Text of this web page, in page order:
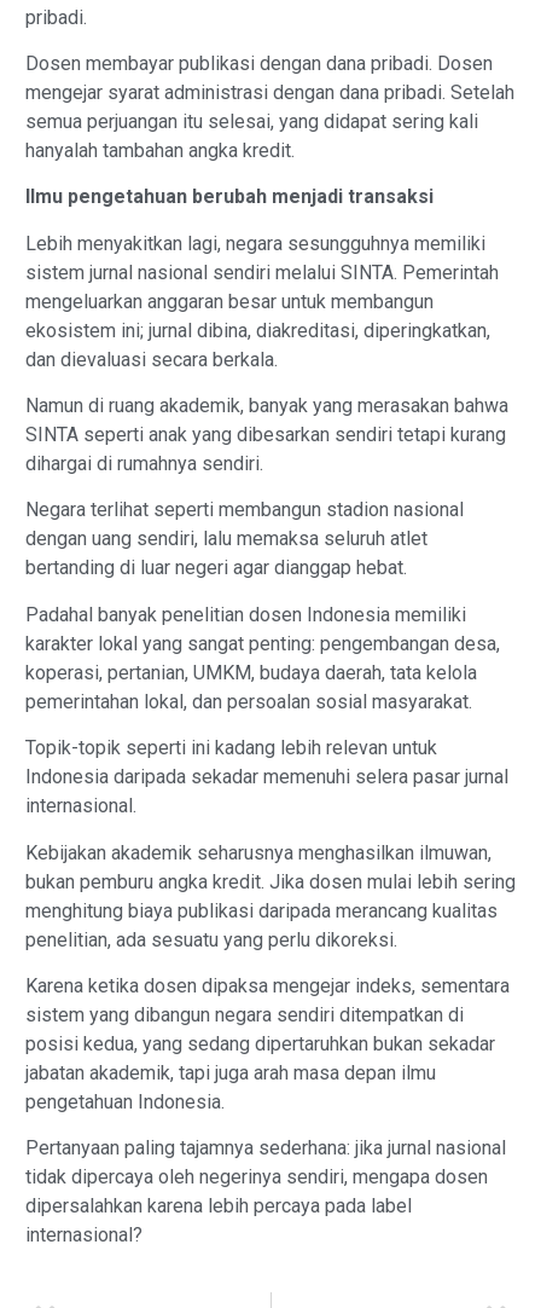
pribadi.
Dosen membayar publikasi dengan dana pribadi. Dosen
mengejar syarat administrasi dengan dana pribadi. Setelah
semua perjuangan itu selesai, yang didapat sering kali
hanyalah tambahan angka kredit.
Ilmu pengetahuan berubah menjadi transaksi
Lebih menyakitkan lagi, negara sesungguhnya memiliki
sistem jurnal nasional sendiri melalui SINTA. Pemerintah
mengeluarkan anggaran besar untuk membangun
ekosistem ini; jurnal dibina, diakreditasi, diperingkatkan,
dan dievaluasi secara berkala.
Namun di ruang akademik, banyak yang merasakan bahwa
SINTA seperti anak yang dibesarkan sendiri tetapi kurang
dihargai di rumahnya sendiri.
Negara terlihat seperti membangun stadion nasional
dengan uang sendiri, lalu memaksa seluruh atlet
bertanding di luar negeri agar dianggap hebat.
Padahal banyak penelitian dosen Indonesia memiliki
karakter lokal yang sangat penting: pengembangan desa,
koperasi, pertanian, UMKM, budaya daerah, tata kelola
pemerintahan lokal, dan persoalan sosial masyarakat.
Topik-topik seperti ini kadang lebih relevan untuk
Indonesia daripada sekadar memenuhi selera pasar jurnal
internasional.
Kebijakan akademik seharusnya menghasilkan ilmuwan,
bukan pemburu angka kredit. Jika dosen mulai lebih sering
menghitung biaya publikasi daripada merancang kualitas
penelitian, ada sesuatu yang perlu dikoreksi.
Karena ketika dosen dipaksa mengejar indeks, sementara
sistem yang dibangun negara sendiri ditempatkan di
posisi kedua, yang sedang dipertaruhkan bukan sekadar
jabatan akademik, tapi juga arah masa depan ilmu
pengetahuan Indonesia.
Pertanyaan paling tajamnya sederhana: jika jurnal nasional
tidak dipercaya oleh negerinya sendiri, mengapa dosen
dipersalahkan karena lebih percaya pada label
internasional?